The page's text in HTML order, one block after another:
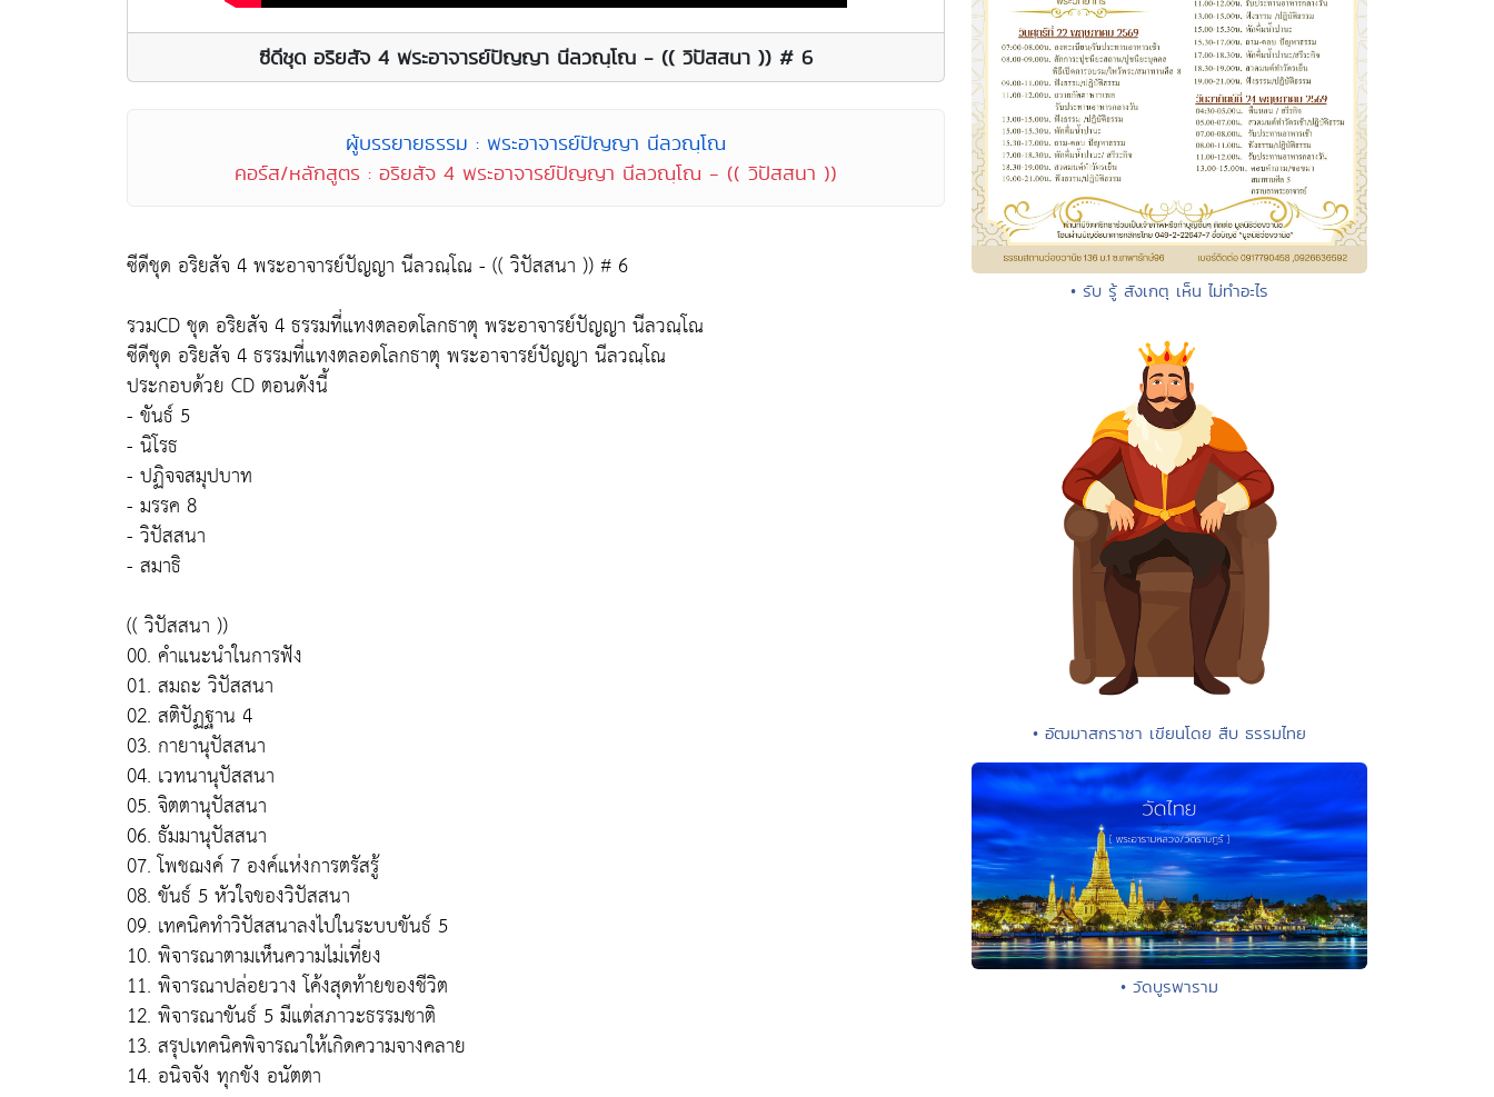
ซีดีชุด อริยสัจ 4 พระอาจารย์ปัญญา นีลวณฺโณ - (( วิปัสสนา )) # 6
ผู้บรรยายธรรม : พระอาจารย์ปัญญา นีลวณฺโณ
คอร์ส/หลักสูตร : อริยสัจ 4 พระอาจารย์ปัญญา นีลวณฺโณ - (( วิปัสสนา ))
ซีดีชุด อริยสัจ 4 พระอาจารย์ปัญญา นีลวณฺโณ - (( วิปัสสนา )) # 6
รวมCD ชุด อริยสัจ 4 ธรรมที่แทงตลอดโลกธาตุ พระอาจารย์ปัญญา นีลวณฺโณ
ซีดีชุด อริยสัจ 4 ธรรมที่แทงตลอดโลกธาตุ พระอาจารย์ปัญญา นีลวณฺโณ
ประกอบด้วย CD ตอนดังนี้
- ขันธ์ 5
- นิโรธ
- ปฏิจจสมุปบาท
- มรรค 8
- วิปัสสนา
- สมาธิ
(( วิปัสสนา ))
00. คำแนะนำในการฟัง
01. สมถะ วิปัสสนา
02. สติปัฏฐาน 4
03. กายานุปัสสนา
04. เวทนานุปัสสนา
05. จิตตานุปัสสนา
06. ธัมมานุปัสสนา
07. โพชฌงค์ 7 องค์แห่งการตรัสรู้
08. ขันธ์ 5 หัวใจของวิปัสสนา
09. เทคนิคทำวิปัสสนาลงไปในระบบขันธ์ 5
10. พิจารณาตามเห็นความไม่เที่ยง
11. พิจารณาปล่อยวาง โค้งสุดท้ายของชีวิต
12. พิจารณาขันธ์ 5 มีแต่สภาวะธรรมชาติ
13. สรุปเทคนิคพิจารณาให้เกิดความจางคลาย
14. อนิจจัง ทุกขัง อนัตตา
• รับ รู้ สังเกตุ เห็น ไม่ทำอะไร
• อัฒมาสกราชา เขียนโดย สืบ ธรรมไทย
• วัดบูรพาราม